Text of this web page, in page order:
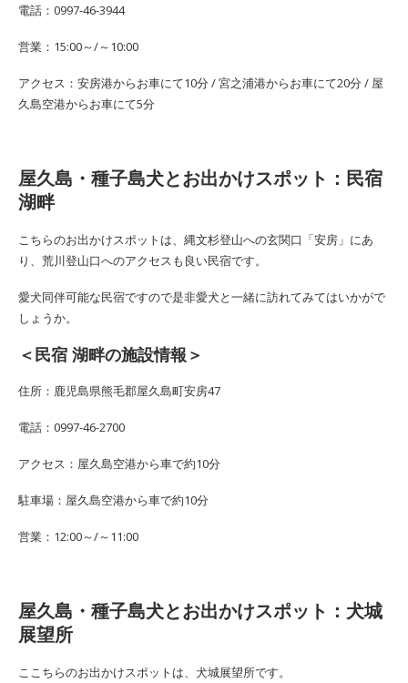
電話：0997-46-3944
営業：15:00～/～10:00
アクセス：安房港からお車にて10分 / 宮之浦港からお車にて20分 / 屋
久島空港からお車にて5分
屋久島・種子島犬とお出かけスポット：民宿
湖畔
こちらのお出かけスポットは、縄文杉登山への玄関口「安房」にあ
り、荒川登山口へのアクセスも良い民宿です。
愛犬同伴可能な民宿ですので是非愛犬と一緒に訪れてみてはいかがで
しょうか。
＜民宿 湖畔の施設情報＞
住所：鹿児島県熊毛郡屋久島町安房47
電話：0997-46-2700
アクセス：屋久島空港から車で約10分
駐車場：屋久島空港から車で約10分
営業：12:00～/～11:00
屋久島・種子島犬とお出かけスポット：犬城
展望所
ここちらのお出かけスポットは、犬城展望所です。